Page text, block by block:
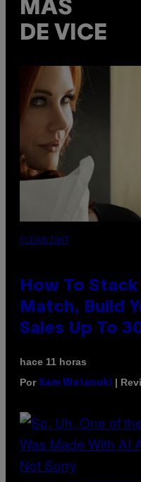
MÁS
DE VICE
FLESHLIGHT
How To
Match, Build
Sales Up To
hace 11 horas
Por Sam Watanuki |